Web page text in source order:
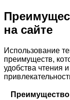
на сайте
Использование
преимуществ,
удобства чтения
Преимущество